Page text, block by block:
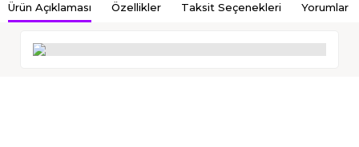
Ürün Açıklaması Özellikler Taksit Seçenekleri Yorumlar